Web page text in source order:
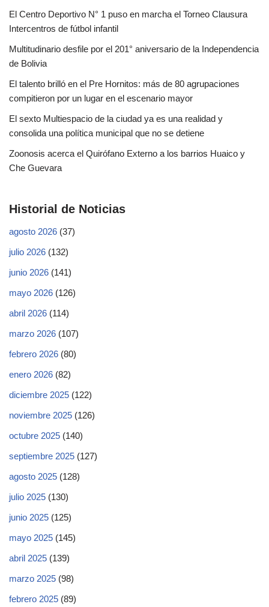
El Centro Deportivo N° 1 puso en marcha el Torneo Clausura
Intercentros de fútbol infantil
Multitudinario desfile por el 201° aniversario de la Independencia
de Bolivia
El talento brilló en el Pre Hornitos: más de 80 agrupaciones
compitieron por un lugar en el escenario mayor
El sexto Multiespacio de la ciudad ya es una realidad y
consolida una política municipal que no se detiene
Zoonosis acerca el Quirófano Externo a los barrios Huaico y
Che Guevara
Historial de Noticias
agosto 2026 (37)
julio 2026 (132)
junio 2026 (141)
mayo 2026 (126)
abril 2026 (114)
marzo 2026 (107)
febrero 2026 (80)
enero 2026 (82)
diciembre 2025 (122)
noviembre 2025 (126)
octubre 2025 (140)
septiembre 2025 (127)
agosto 2025 (128)
julio 2025 (130)
junio 2025 (125)
mayo 2025 (145)
abril 2025 (139)
marzo 2025 (98)
febrero 2025 (89)